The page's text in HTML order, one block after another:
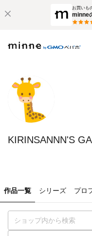
お買いも
minne
KIRINSANNN'S
作品一覧 シリーズ プロ